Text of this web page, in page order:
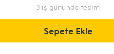
3 iş gününde teslim
Sepete Ekle